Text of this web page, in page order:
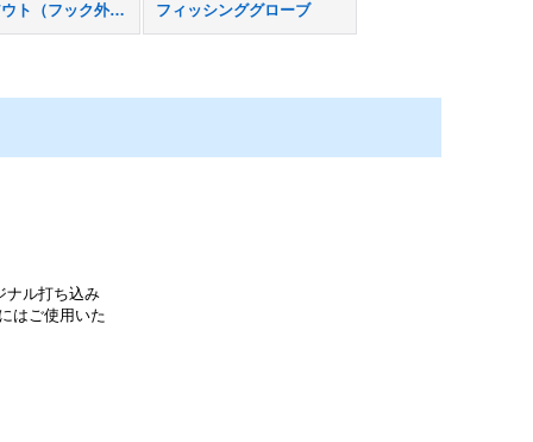
フックアウト（フック外し） フィッシンググローブ
ナル打ち込み
はご使用いた